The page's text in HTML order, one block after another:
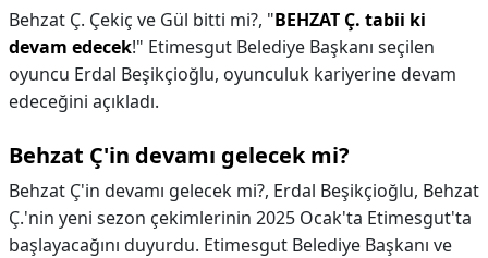
Behzat Ç. Çekiç ve Gül bitti mi?, "BEHZAT Ç. tabii ki
devam edecek!" Etimesgut Belediye Başkanı seçilen
oyuncu Erdal Beşikçioğlu, oyunculuk kariyerine devam
edeceğini açıkladı.
Behzat Ç'in devamı gelecek mi?
Behzat Ç'in devamı gelecek mi?, Erdal Beşikçioğlu, Behzat
Ç.'nin yeni sezon çekimlerinin 2025 Ocak'ta Etimesgut'ta
başlayacağını duyurdu. Etimesgut Belediye Başkanı ve